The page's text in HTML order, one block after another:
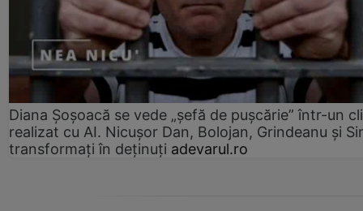
Diana Șoșoacă se vede „șefă de pușcărie” într-un
realizat cu AI. Nicușor Dan, Bolojan, Grindeanu și
transformați în deținuți adevarul.ro